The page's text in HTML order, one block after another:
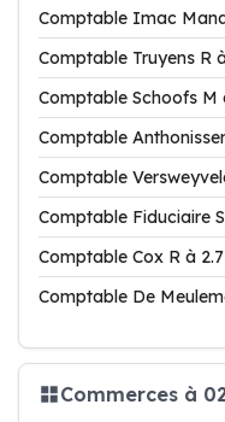
Comptable Imac
Comptable Truyens R
Comptable Schoofs M
Comptable
Comptable
Comptable Fiduciaire
Comptable Cox R à
Comptable De
Commerces à